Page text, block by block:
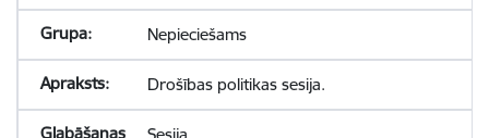
Nepieciešams
Drošības politikas sesija.